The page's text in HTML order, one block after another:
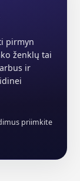
pirmyn
ženklų tai
ir
priimkite